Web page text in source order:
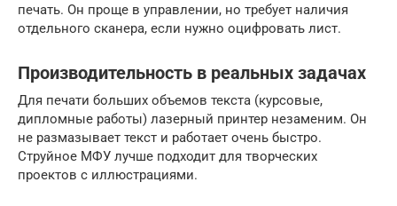
печать. Он проще в управлении, но требует наличия
отдельного сканера, если нужно оцифровать лист.
Производительность в реальных задачах
Для печати больших объемов текста (курсовые,
дипломные работы) лазерный принтер незаменим. Он
не размазывает текст и работает очень быстро.
Струйное МФУ лучше подходит для творческих
проектов с иллюстрациями.